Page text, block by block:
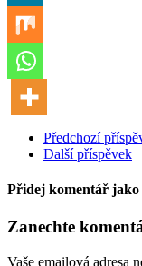
Předchozí
Další příspěvek
Přidej komentář
Zanechte
Vaše emailová adresa